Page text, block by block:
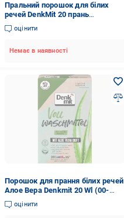
Пральний порошок для білих
речей DenkMit 20 прань
(4067796180169)
оцінити
Немає в наявності
Порошок для прання білих речей
Алое Вера Denkmit 20 Wl (00-
00000602)
оцінити